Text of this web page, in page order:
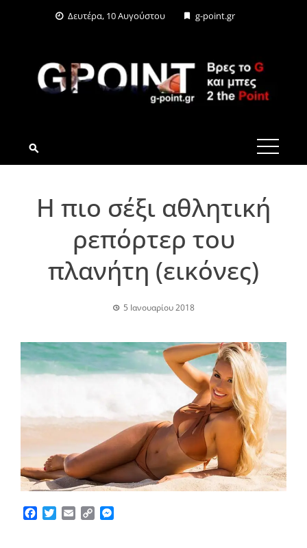
Δευτέρα, 10 Αυγούστου g-point.gr
G-POINT.GR
Η πιο σέξι αθλητική
ρεπόρτερ του
πλανήτη (εικόνες)
5 Ιανουαρίου 2018
Facebook
TwitterEmailCopy